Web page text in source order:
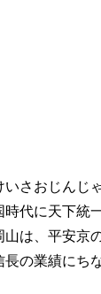
いさおじんじ
時代に天下統
山は、平安京
長の業績にち